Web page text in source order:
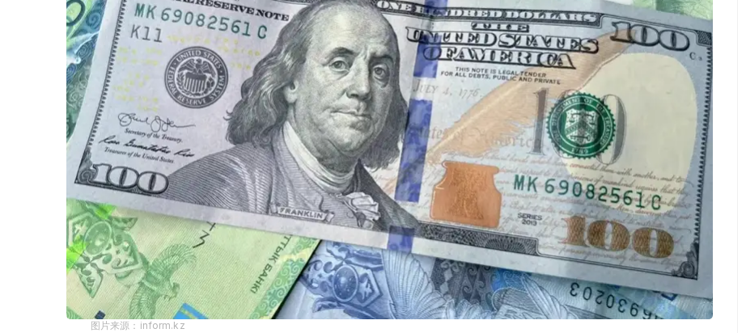
图片来源：inform.kz